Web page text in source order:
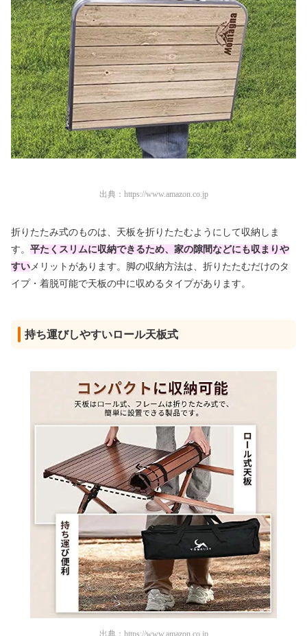
出典： https://www.amazon.co.jp
折りたたみ式のものは、天板を折りたたむようにして収納しま
す。 平たくスリムに収納できるため、家の隙間などにも収まりや
すいメリットがあります。脚の収納方法は、折りたたむだけのタ
イプ・着脱可能で天板の中に収めるタイプがあります。
持ち運びしやすいロール天板式
出典： https://www.amazon.co.jp